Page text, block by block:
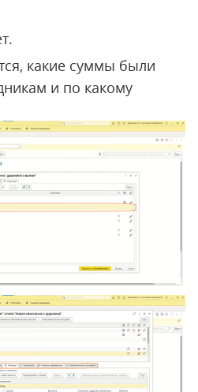
какие суммы были
и по какому